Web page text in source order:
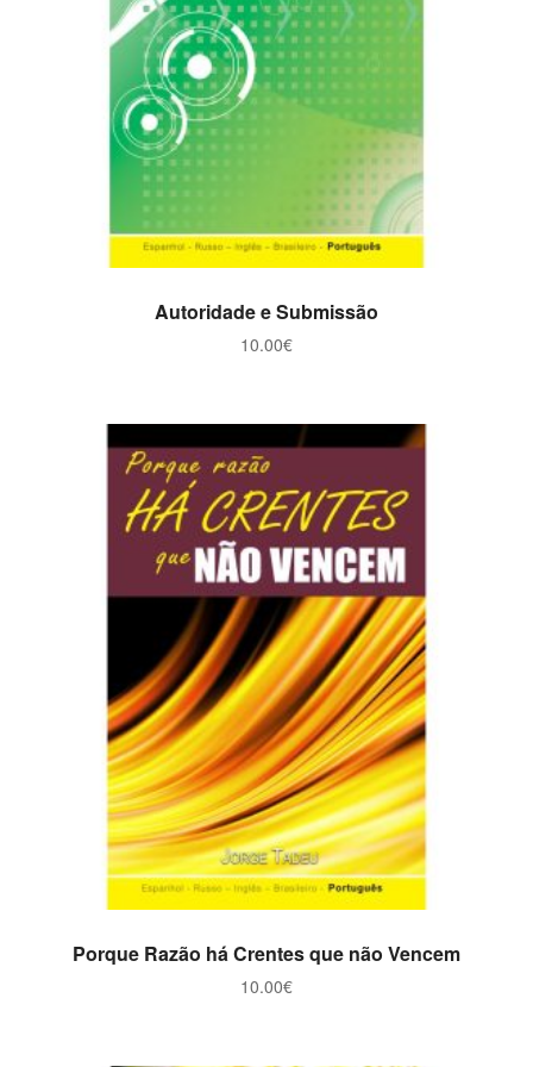
ADICIONAR
Autoridade e Submissão
10.00€
ADICIONAR
Porque Razão há Crentes que não Vencem
10.00€